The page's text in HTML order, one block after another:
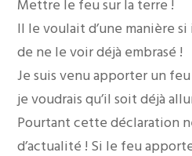
Mettre le feu sur la terre !
Il le voulait d’une manière
de ne le voir déjà embrasé !
Je suis venu apporter un
je voudrais qu’il soit déjà
Pourtant cette déclaration
d’actualité ! Si le feu